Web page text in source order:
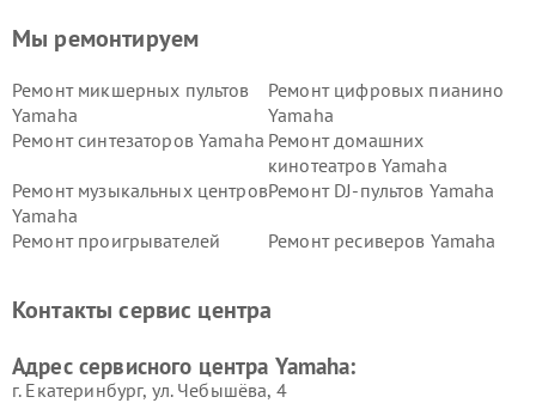
Мы ремонтируем
Ремонт микшерных пультов
Yamaha
Ремонт цифровых пианино
Yamaha
Ремонт синтезаторов Yamaha Ремонт домашних
кинотеатров Yamaha
Ремонт музыкальных центров
Yamaha
Ремонт DJ-пультов Yamaha
Ремонт проигрывателей
Ремонт ресиверов Yamaha
Yamaha
Yamaha
Контакты сервис центра
Адрес сервисного центра Yamaha:
г. Екатеринбург, ул. Чебышёва, 4